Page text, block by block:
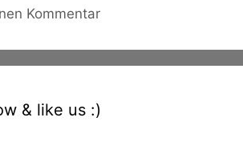
Kommentar
& like us :)